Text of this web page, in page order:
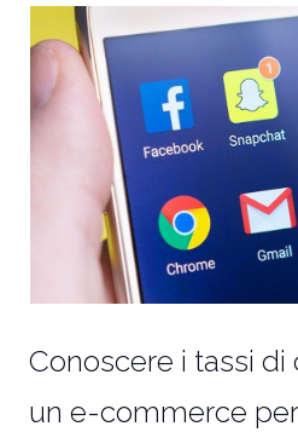
Conoscere i tassi di
un e-commerce